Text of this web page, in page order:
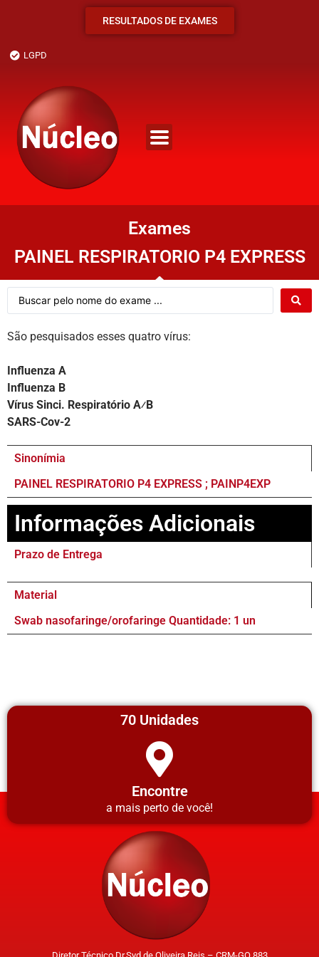
RESULTADOS DE EXAMES
LGPD
Exames
PAINEL RESPIRATORIO P4 EXPRESS
São pesquisados esses quatro vírus:
Influenza A
Influenza B
Vírus Sinci. Respiratório A⁄B
SARS-Cov-2
Sinonímia
PAINEL RESPIRATORIO P4 EXPRESS ; PAINP4EXP
Informações Adicionais
Prazo de Entrega
Material
Swab nasofaringe/orofaringe Quantidade: 1 un
70 Unidades
Encontre
a mais perto de você!